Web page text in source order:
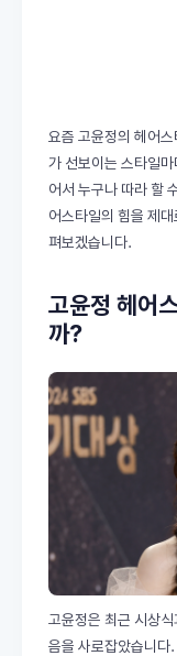
요즘 고윤정의 헤어
가 선보이는 스타일
어서 누구나 따라 할
어스타일의 힘을 제
펴보겠습니다.
고윤정 헤어
까?
고윤정은 최근 시상
음을 사로잡았습니